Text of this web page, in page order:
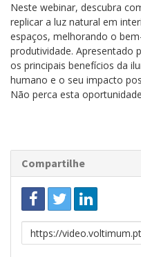
Neste webinar, descubra
replicar a luz natural em
espaços, melhorando o
produtividade. Apresentado
os principais benefícios da
humano e o seu impacto
Não perca esta
Compartilhe
Link
para